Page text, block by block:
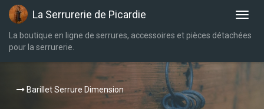
La Serrurerie de Picardie
La boutique en ligne de serrures, accessoires et pièces détachées
pour la serrurerie.
Barillet Serrure Dimension